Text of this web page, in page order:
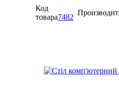
Код
товара7482